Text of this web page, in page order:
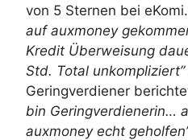
von 5 Sternen bei eKomi.
auf auxmoney
Kredit Überweisung
Std. Total unkompliziert”
Geringverdiener
bin Geringverdienerin…
auxmoney echt